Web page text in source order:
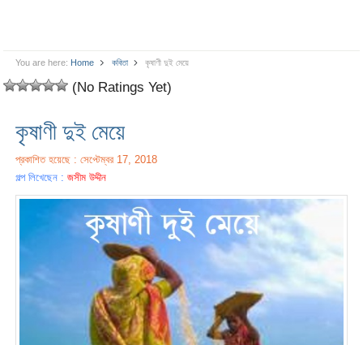
You are here: Home কবিতা কৃষাণী দুই মেয়ে
(No Ratings Yet)
কৃষাণী দুই মেয়ে
প্রকাশিত হয়েছে : সেপ্টেম্বর 17, 2018
গল্প লিখেছেন :জসীম উদ্দীন